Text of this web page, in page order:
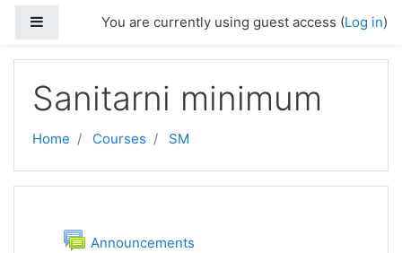
Side panelYou are currently using guest access (Log in)
Sanitarni minimum
Home Courses SM
Topic outline
GeneralAnnouncements
Forum